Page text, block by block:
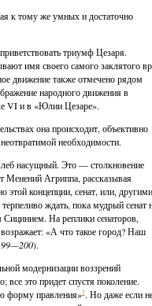
к тому же умных и достаточно
триумф Цезаря.
имя своего самого заклятого
движение также отмечено рядом
народного движения в
VI и в «Юлии Цезаре».
она происходит, объективно
необходимости.
насущный. Это — столкновение
Менений Агриппа, рассказывая
этой концепции, сенат, или, другими
ждать, пока мудрый сенат
На реплики сенаторов,
«А что такое город? Наш
).
модернизации воззрений
это придет спустя поколение.
форму правления»2. Но даже если